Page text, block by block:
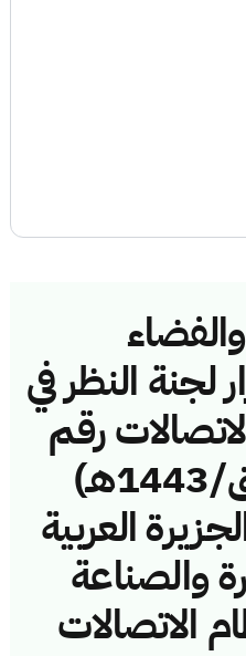
لجنة النظر في
رقم
(42748557/ق/1443هـ)
العربية
والصناعة
الاتصالات